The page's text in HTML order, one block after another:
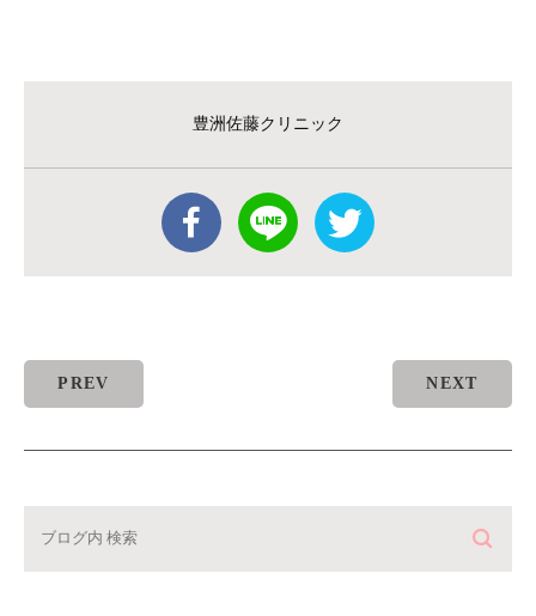
豊洲佐藤クリニック
PREV NEXT